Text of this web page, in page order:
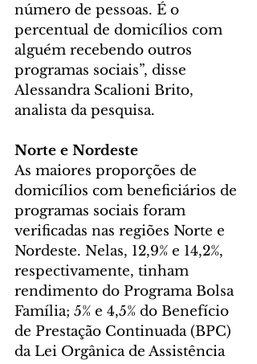
número de pessoas. É o
percentual de domicílios com
alguém recebendo outros
programas sociais”, disse
Alessandra Scalioni Brito,
analista da pesquisa.
Norte e Nordeste
As maiores proporções de
domicílios com beneficiários de
programas sociais foram
verificadas nas regiões Norte e
Nordeste. Nelas, 12,9% e 14,2%,
respectivamente, tinham
rendimento do Programa Bolsa
Família; 5% e 4,5% do Benefício
de Prestação Continuada (BPC)
da Lei Orgânica de Assistência